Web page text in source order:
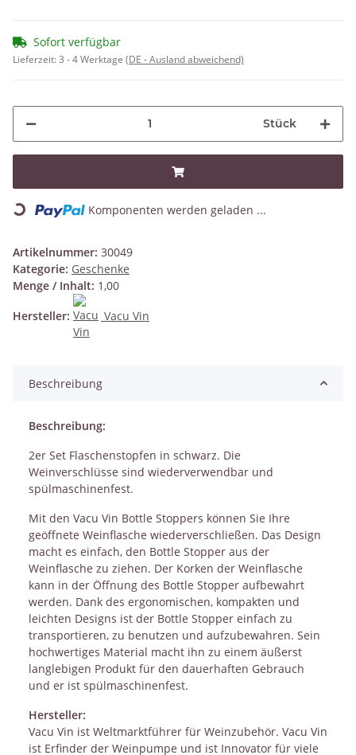
Sofort verfügbar
Lieferzeit:3 - 4 Werktage (DE - Ausland abweichend)
Stück
Loading... Komponenten werden geladen ...
Artikelnummer: 30049
Kategorie: Geschenke
Menge / Inhalt: 1,00
Hersteller:
Vacu Vin
Beschreibung
Beschreibung:
2er Set Flaschenstopfen in schwarz. Die
Weinverschlüsse sind wiederverwendbar und
spülmaschinenfest.
Mit den Vacu Vin Bottle Stoppers können Sie Ihre
geöffnete Weinflasche wiederverschließen. Das Design
macht es einfach, den Bottle Stopper aus der
Weinflasche zu ziehen. Der Korken der Weinflasche
kann in der Öffnung des Bottle Stopper aufbewahrt
werden. Dank des ergonomischen, kompakten und
leichten Designs ist der Bottle Stopper einfach zu
transportieren, zu benutzen und aufzubewahren. Sein
hochwertiges Material macht ihn zu einem äußerst
langlebigen Produkt für den dauerhaften Gebrauch
und er ist spülmaschinenfest.
Hersteller:
Vacu Vin ist Weltmarktführer für Weinzubehör. Vacu Vin
ist Erfinder der Weinpumpe und ist Innovator für viele